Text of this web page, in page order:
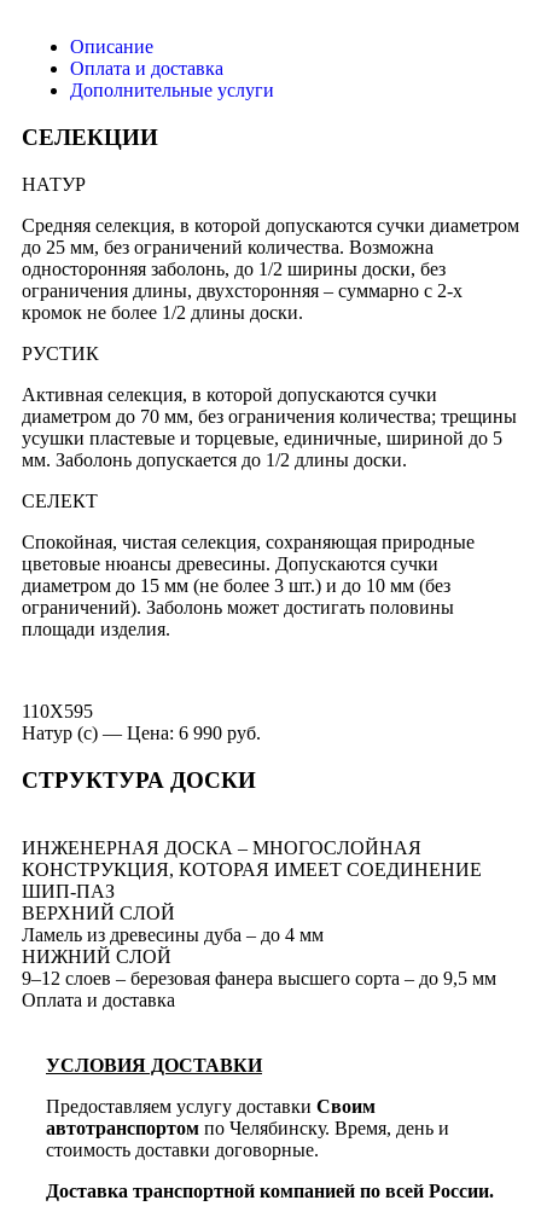
Описание
Оплата и доставка
Дополнительные услуги
СЕЛЕКЦИИ
НАТУР
Средняя селекция, в которой допускаются сучки диаметром
до 25 мм, без ограничений количества. Возможна
односторонняя заболонь, до 1/2 ширины доски, без
ограничения длины, двухсторонняя – суммарно с 2-х
кромок не более 1/2 длины доски.
РУСТИК
Активная селекция, в которой допускаются сучки
диаметром до 70 мм, без ограничения количества; трещины
усушки пластевые и торцевые, единичные, шириной до 5
мм. Заболонь допускается до 1/2 длины доски.
СЕЛЕКТ
Спокойная, чистая селекция, сохраняющая природные
цветовые нюансы древесины. Допускаются сучки
диаметром до 15 мм (не более 3 шт.) и до 10 мм (без
ограничений). Заболонь может достигать половины
площади изделия.
110X595
Натур (с) — Цена: 6 990 руб.
СТРУКТУРА ДОСКИ
ИНЖЕНЕРНАЯ ДОСКА – МНОГОСЛОЙНАЯ
КОНСТРУКЦИЯ, КОТОРАЯ ИМЕЕТ СОЕДИНЕНИЕ
ШИП-ПАЗ
ВЕРХНИЙ СЛОЙ
Ламель из древесины дуба – до 4 мм
НИЖНИЙ СЛОЙ
9–12 слоев – березовая фанера высшего сорта – до 9,5 мм
Оплата и доставка
УСЛОВИЯ ДОСТАВКИ
Предоставляем услугу доставки Своим
автотранспортом по Челябинску. Время, день и
стоимость доставки договорные.
Доставка транспортной компанией по всей России.